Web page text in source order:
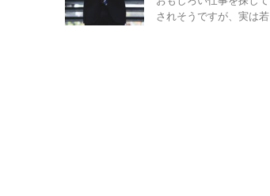
されそうですが、実は